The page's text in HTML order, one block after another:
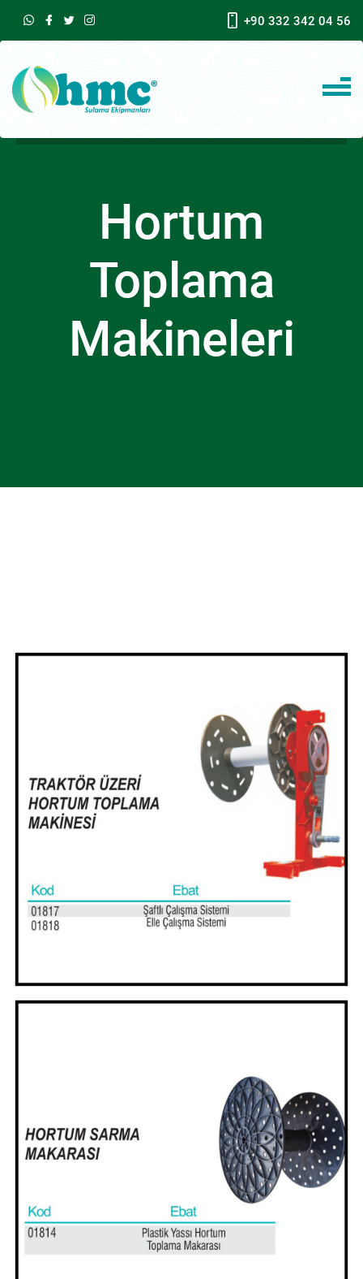
+90 332 342 04 56
Hortum
Toplama
Makineleri